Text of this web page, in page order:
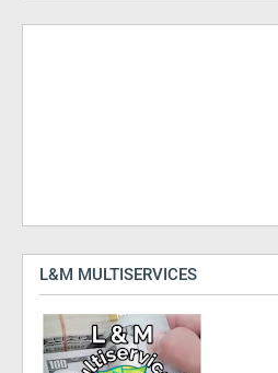
L&M MULTISERVICES